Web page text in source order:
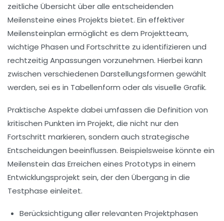
zeitliche Übersicht über alle entscheidenden
Meilensteine eines Projekts bietet. Ein effektiver
Meilensteinplan ermöglicht es dem Projektteam,
wichtige Phasen und Fortschritte zu identifizieren und
rechtzeitig Anpassungen vorzunehmen. Hierbei kann
zwischen verschiedenen Darstellungsformen gewählt
werden, sei es in Tabellenform oder als visuelle Grafik.
Praktische Aspekte dabei umfassen die Definition von
kritischen Punkten im Projekt, die nicht nur den
Fortschritt markieren, sondern auch strategische
Entscheidungen beeinflussen. Beispielsweise könnte ein
Meilenstein das Erreichen eines Prototyps in einem
Entwicklungsprojekt sein, der den Übergang in die
Testphase einleitet.
Berücksichtigung aller relevanten Projektphasen